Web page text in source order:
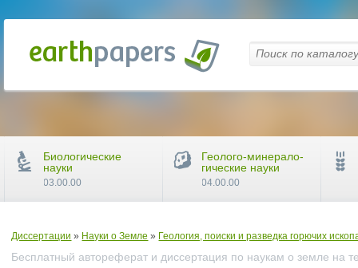
Диссертации » Науки о Земле » Геология, поиски и разведка горючих
Бесплатный автореферат и диссертация по наукам о земле на
Биологические
науки
03.00.00
Геолого-минерало-
гические науки
04.00.00